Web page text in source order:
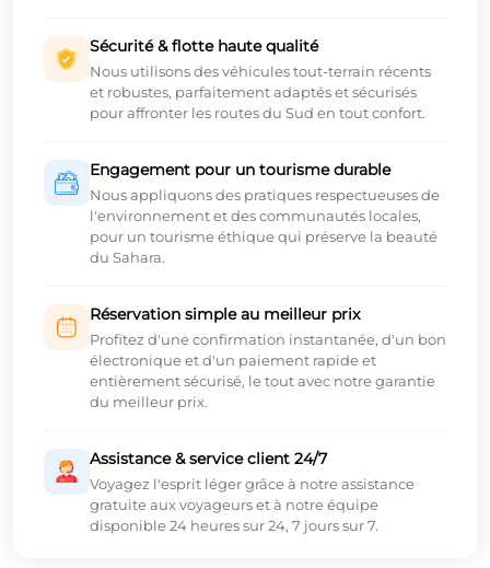
Sécurité & flotte haute qualité
Nous utilisons des véhicules tout-terrain récents
et robustes, parfaitement adaptés et sécurisés
pour affronter les routes du Sud en tout confort.
Engagement pour un tourisme durable
Nous appliquons des pratiques respectueuses de
l'environnement et des communautés locales,
pour un tourisme éthique qui préserve la beauté
du Sahara.
Réservation simple au meilleur prix
Profitez d'une confirmation instantanée, d'un bon
électronique et d'un paiement rapide et
entièrement sécurisé, le tout avec notre garantie
du meilleur prix.
Assistance & service client 24/7
Voyagez l'esprit léger grâce à notre assistance
gratuite aux voyageurs et à notre équipe
disponible 24 heures sur 24, 7 jours sur 7.